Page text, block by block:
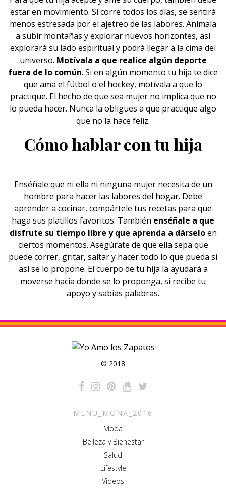
estar en movimiento. Si corre todos los días, se sentirá
menos estresada por el ajetreo de las labores. Anímala
a subir montañas y explorar nuevos horizontes, así
explorará su lado espiritual y podrá llegar a la cima del
universo. Motívala a que realice algún deporte
fuera de lo común. Si en algún momento tu hija te dice
que ama el fútbol o el hockey, motívala a que lo
practique. El hecho de que sea mujer no implica que no
lo pueda hacer. Nunca la obligues a que practique algo
que no la hace feliz.
Cómo hablar con tu hija
Enséñale que ni ella ni ninguna mujer necesita de un
hombre para hacer las labores del hogar. Debe
aprender a cocinar, compártele tus recetas para que
haga sus platillos favoritos. También enséñale a que
disfrute su tiempo libre y que aprenda a dárseloen
ciertos momentos. Asegúrate de que ella sepa que
puede correr, gritar, saltar y hacer todo lo que pueda si
así se lo propone. El cuerpo de tu hija la ayudará a
moverse hacia donde se lo proponga, si recibe tu
apoyo y sabias palabras.
© 2018
MENU_MONA_2016
Moda
Belleza y Bienestar
Salud
Lifestyle
Videos